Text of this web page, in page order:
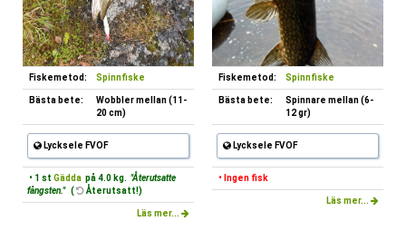
Fiskemetod: Spinnfiske
Bästa bete:
Wobbler mellan (11-
20 cm)
Lycksele FVOF
• 1 st Gädda på 4.0 kg. "Återutsatte
fångsten." ( Återutsatt!)
Läs mer...
Fiskemetod: Spinnfiske
Bästa bete:
Spinnare mellan (6-
12 gr)
Lycksele FVOF
• Ingen fisk
Läs mer...